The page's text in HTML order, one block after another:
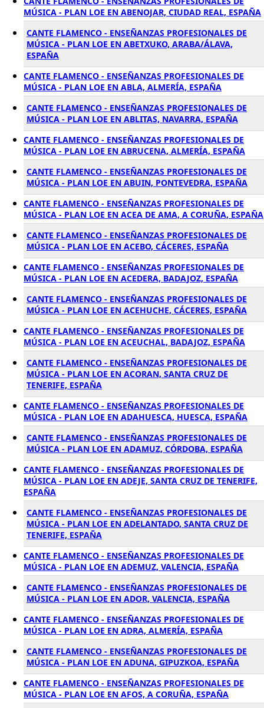
MÚSICA - PLAN LOE EN ABENOJAR, CIUDAD REAL, ESPAÑA
CANTE FLAMENCO - ENSEÑANZAS PROFESIONALES DE
MÚSICA - PLAN LOE EN ABETXUKO, ARABA/ÁLAVA,
ESPAÑA
CANTE FLAMENCO - ENSEÑANZAS PROFESIONALES DE
MÚSICA - PLAN LOE EN ABLA, ALMERÍA, ESPAÑA
CANTE FLAMENCO - ENSEÑANZAS PROFESIONALES DE
MÚSICA - PLAN LOE EN ABLITAS, NAVARRA, ESPAÑA
CANTE FLAMENCO - ENSEÑANZAS PROFESIONALES DE
MÚSICA - PLAN LOE EN ABRUCENA, ALMERÍA, ESPAÑA
CANTE FLAMENCO - ENSEÑANZAS PROFESIONALES DE
MÚSICA - PLAN LOE EN ABUIN, PONTEVEDRA, ESPAÑA
CANTE FLAMENCO - ENSEÑANZAS PROFESIONALES DE
MÚSICA - PLAN LOE EN ACEA DE AMA, A CORUÑA, ESPAÑA
CANTE FLAMENCO - ENSEÑANZAS PROFESIONALES DE
MÚSICA - PLAN LOE EN ACEBO, CÁCERES, ESPAÑA
CANTE FLAMENCO - ENSEÑANZAS PROFESIONALES DE
MÚSICA - PLAN LOE EN ACEDERA, BADAJOZ, ESPAÑA
CANTE FLAMENCO - ENSEÑANZAS PROFESIONALES DE
MÚSICA - PLAN LOE EN ACEHUCHE, CÁCERES, ESPAÑA
CANTE FLAMENCO - ENSEÑANZAS PROFESIONALES DE
MÚSICA - PLAN LOE EN ACEUCHAL, BADAJOZ, ESPAÑA
CANTE FLAMENCO - ENSEÑANZAS PROFESIONALES DE
MÚSICA - PLAN LOE EN ACORAN, SANTA CRUZ DE
TENERIFE, ESPAÑA
CANTE FLAMENCO - ENSEÑANZAS PROFESIONALES DE
MÚSICA - PLAN LOE EN ADAHUESCA, HUESCA, ESPAÑA
CANTE FLAMENCO - ENSEÑANZAS PROFESIONALES DE
MÚSICA - PLAN LOE EN ADAMUZ, CÓRDOBA, ESPAÑA
CANTE FLAMENCO - ENSEÑANZAS PROFESIONALES DE
MÚSICA - PLAN LOE EN ADEJE, SANTA CRUZ DE TENERIFE,
ESPAÑA
CANTE FLAMENCO - ENSEÑANZAS PROFESIONALES DE
MÚSICA - PLAN LOE EN ADELANTADO, SANTA CRUZ DE
TENERIFE, ESPAÑA
CANTE FLAMENCO - ENSEÑANZAS PROFESIONALES DE
MÚSICA - PLAN LOE EN ADEMUZ, VALENCIA, ESPAÑA
CANTE FLAMENCO - ENSEÑANZAS PROFESIONALES DE
MÚSICA - PLAN LOE EN ADOR, VALENCIA, ESPAÑA
CANTE FLAMENCO - ENSEÑANZAS PROFESIONALES DE
MÚSICA - PLAN LOE EN ADRA, ALMERÍA, ESPAÑA
CANTE FLAMENCO - ENSEÑANZAS PROFESIONALES DE
MÚSICA - PLAN LOE EN ADUNA, GIPUZKOA, ESPAÑA
CANTE FLAMENCO - ENSEÑANZAS PROFESIONALES DE
MÚSICA - PLAN LOE EN AFOS, A CORUÑA, ESPAÑA